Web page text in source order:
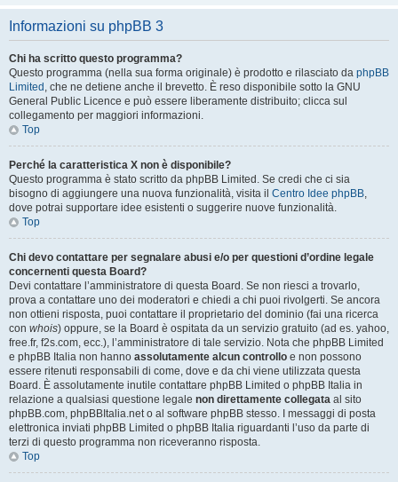
Informazioni su phpBB 3
Chi ha scritto questo programma?
Questo programma (nella sua forma originale) è prodotto e rilasciato da phpBB
Limited , che ne detiene anche il brevetto. È reso disponibile sotto la GNU
General Public Licence e può essere liberamente distribuito; clicca sul
collegamento per maggiori informazioni.
Top
Perché la caratteristica X non è disponibile?
Questo programma è stato scritto da phpBB Limited. Se credi che ci sia
bisogno di aggiungere una nuova funzionalità, visita il Centro Idee phpBB,
dove potrai supportare idee esistenti o suggerire nuove funzionalità.
Top
Chi devo contattare per segnalare abusi e/o per questioni d’ordine legale
concernenti questa Board?
Devi contattare l’amministratore di questa Board. Se non riesci a trovarlo,
prova a contattare uno dei moderatori e chiedi a chi puoi rivolgerti. Se ancora
non ottieni risposta, puoi contattare il proprietario del dominio (fai una ricerca
con whois) oppure, se la Board è ospitata da un servizio gratuito (ad es. yahoo,
free.fr, f2s.com, ecc.), l’amministratore di tale servizio. Nota che phpBB Limited
e phpBB Italia non hanno assolutamente alcun controllo e non possono
essere ritenuti responsabili di come, dove e da chi viene utilizzata questa
Board. È assolutamente inutile contattare phpBB Limited o phpBB Italia in
relazione a qualsiasi questione legale non direttamente collegata al sito
phpBB.com, phpBBItalia.net o al software phpBB stesso. I messaggi di posta
elettronica inviati phpBB Limited o phpBB Italia riguardanti l’uso da parte di
terzi di questo programma non riceveranno risposta.
Top